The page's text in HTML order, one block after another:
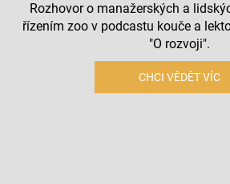
Rozhovor o manažerských a
řízením zoo v podcastu kouče a
"O rozvoji".
CHCI VĚDĚT VÍC